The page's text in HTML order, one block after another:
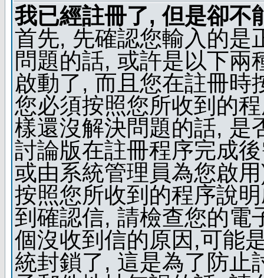
我已經註冊了, 但是卻不
首先, 先確認您輸入的是
問題的話, 或許是以下兩
啟動了, 而且您在註冊時
您必須按照您所收到的
樣還沒解決問題的話, 是
討論版在註冊程序完成
或由系統管理員為您啟
按照您所收到的程序說
到確認信, 請檢查您的電
個沒收到信的原因,可能
統封鎖了, 這是為了防止